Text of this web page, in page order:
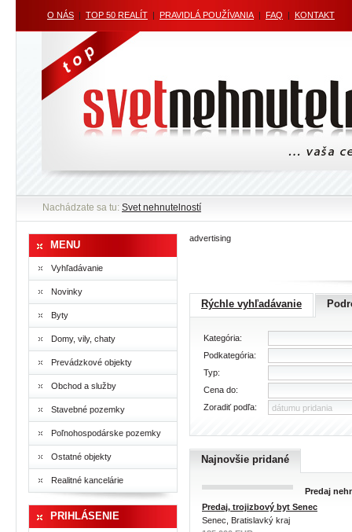
O NÁS | TOP 50 REALÍT | PRAVIDLÁ POUŽÍVANIA | FAQ | KONTAKT
Nachádzate sa tu: Svet nehnutelností
MENU
Vyhľadávanie
Novinky
Byty
Domy, vily, chaty
Prevádzkové objekty
Obchod a služby
Stavebné pozemky
Poľnohospodárske pozemky
Ostatné objekty
Realitné kancelárie
PRIHLÁSENIE
advertising
Rýchle vyhľadávanie
Kategória:
Podkategória:
Typ:
Cena do:
Zoradiť podľa:
Najnovšie pridané
Predaj
Predaj, trojizbový byt Senec
Senec, Bratislavký kraj